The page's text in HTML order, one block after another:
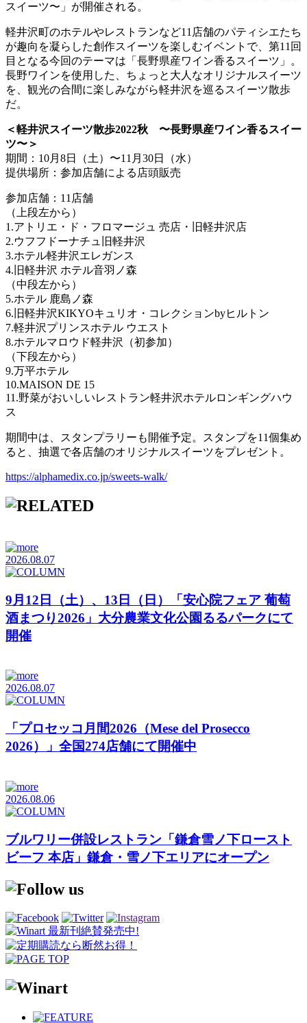
スイーツ〜」が開催される。
軽井沢町のホテルやレストランなど11店舗のパティシエたち
が趣向を凝らした創作スイーツを楽しむイベントで、第11回
目となる今回のテーマは「長野県産ワイン香るスイーツ」。
長野ワインを使用した、ちょっと大人なオリジナルスイーツ
を、観光の合間に楽しみながら軽井沢を巡るスイーツ散歩
だ。
＜軽井沢スイーツ散歩2022秋 〜長野県産ワイン香るスイー
ツ〜＞
期間：10月8日（土）〜11月30日（水）
提供場所：参加店舗による店頭販売
参加店舗：11店舗
（上段左から）
1.アトリエ・ド・フロマージュ 売店・旧軽井沢店
2.ウフフドーナチュ旧軽井沢
3.ホテル軽井沢エレガンス
4.旧軽井沢 ホテル音羽ノ森
（中段左から）
5.ホテル 鹿島ノ森
6.旧軽井沢KIKYOキュリオ・コレクションbyヒルトン
7.軽井沢プリンスホテル ウエスト
8.ホテルマロウド軽井沢（初参加）
（下段左から）
9.万平ホテル
10.MAISON DE 15
11.野菜がおいしいレストラン軽井沢ホテルロンギングハウ
ス
期間中は、スタンプラリーも開催予定。スタンプを11個集め
ると、抽選で各店舗のオリジナルスイーツをプレゼント。
https://alphamedix.co.jp/sweets-walk/
2026.08.07
9月12日（土）、13日（日）「安心院フェア 葡萄
酒まつり2026」大分農業文化公園るるパークにて
開催
2026.08.07
「プロセッコ月間2026（Mese del Prosecco
2026）」全国274店舗にて開催中
2026.08.06
ブルワリー併設レストラン「鎌倉雪ノ下ロースト
ビーフ 本店」鎌倉・雪ノ下エリアにオープン